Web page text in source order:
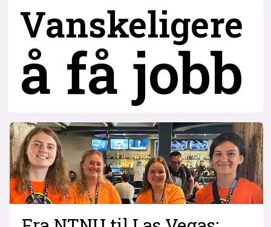
Vanskeligere
å få jobb